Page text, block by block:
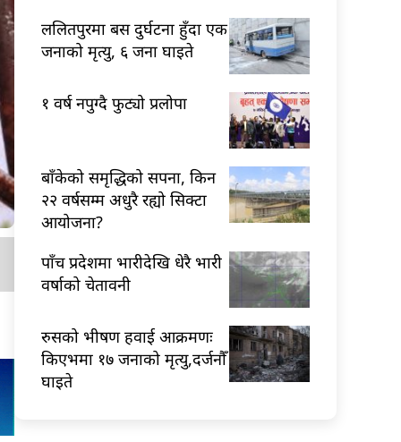
ललितपुरमा बस दुर्घटना हुँदा एक
जनाको मृत्यु, ६ जना घाइते
१ वर्ष नपुग्दै फुट्यो प्रलोपा
बाँकेको समृद्धिको सपना, किन
२२ वर्षसम्म अधुरै रह्यो सिक्टा
आयोजना?
पाँच प्रदेशमा भारीदेखि धेरै भारी
वर्षाको चेतावनी
रुसको भीषण हवाई आक्रमणः
किएभमा १७ जनाको मृत्यु,दर्जनौँ
घाइते